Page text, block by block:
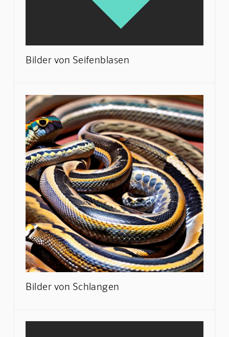
Bilder von Seifenblasen
Bilder von Schlangen